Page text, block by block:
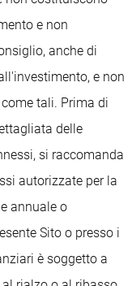
e non
anche di
e non
tali. Prima di
delle
si raccomanda
autorizzate per la
annuale o
Sito o presso i
è soggetto a